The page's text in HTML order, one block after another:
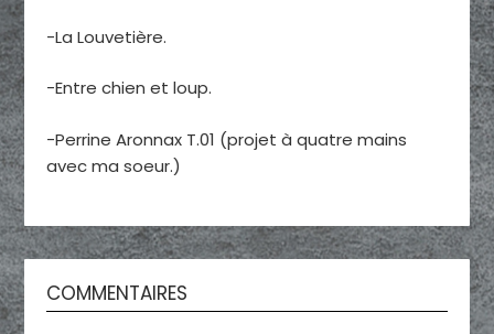
-La Louvetière.
-Entre chien et loup.
-Perrine Aronnax T.01 (projet à quatre mains
avec ma soeur.)
COMMENTAIRES